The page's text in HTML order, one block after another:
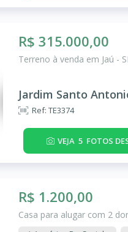
R$ 315.000,00
Terreno à venda em Jaú -
Jardim Santo
Ref: TE3374
VEJA 5 FOTOS
R$ 1.200,00
Casa para alugar com 2